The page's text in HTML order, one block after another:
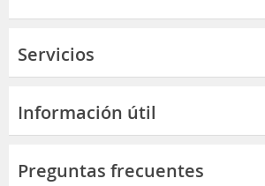
Servicios
Información útil
Preguntas frecuentes